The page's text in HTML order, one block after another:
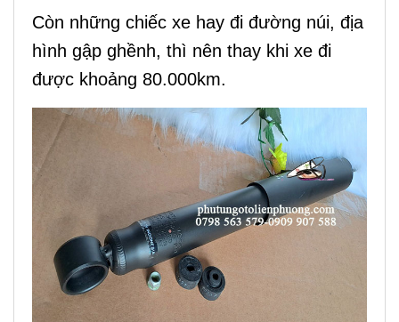
Còn những chiếc xe hay đi đường núi, địa
hình gập ghềnh, thì nên thay khi xe đi
được khoảng 80.000km.